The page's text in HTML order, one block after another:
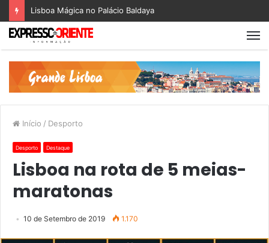
Lisboa Mágica no Palácio Baldaya
Início / Desporto
Desporto Destaque
Lisboa na rota de 5 meias-
maratonas
10 de Setembro de 2019 1.170